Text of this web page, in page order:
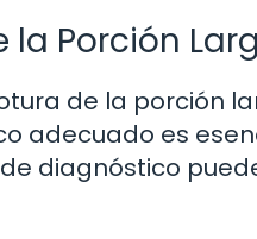
Porción
de la porción
adecuado es
diagnóstico